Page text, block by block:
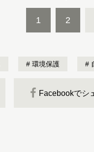
1 2
環境保護
Facebookでシ